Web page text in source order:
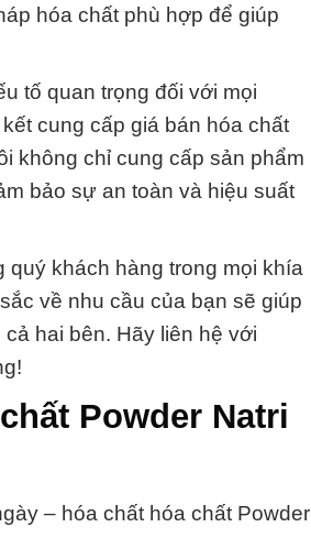
hóa chất phù hợp để giúp
tố quan trọng đối với mọi
cung cấp giá bán hóa chất
không chỉ cung cấp sản phẩm
bảo sự an toàn và hiệu suất
khách hàng trong mọi khía
về nhu cầu của bạn sẽ giúp
hai bên. Hãy liên hệ với
Powder Natri
– hóa chất hóa chất Powder